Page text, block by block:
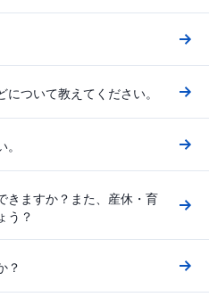
ついて教えてください。
きますか？また、産休・育
う？
？